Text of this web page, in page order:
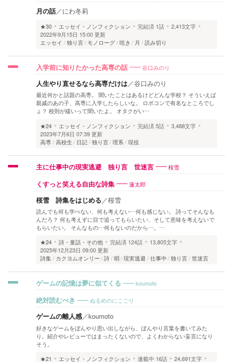
月の話／にわ冬莉
★30 エッセイ・ノンフィクション 完結済 1話
2,413文字
2022年9月15日 15:00 更新
エッセイ
独り言 モノローグ 呟き 月 読み切り
入学前に知りたかった高専の話 谷口みのり
人生やり直せるなら高専だけは／谷口みのり
最近何かと話題の高専。 聞いたことはあるけどどんな学校？ そういえば
親戚のあの子、高専に入学したらしいな。 ロボコンで有名なところでし
ょ？ 校則が緩いって聞いたよ。 オタクがい…
★24
エッセイ・ノンフィクション 完結済5話
3,488文字
2023年7月6日 07:39 更新
高専 高校生 日記 独り言 理系 現役
主に仕事中の現実逃避 独り言 世迷言 桜雪
くすっと笑える自由な詩集 蓮太郎
桜雪 詩集をはじめる ／桜雪
読んでも何も学べない、何も考えない…何も感じない。 詩ってそんなも
んだろ？ 何も考えずに目で追ってもらいたい、そして意味を考えないで
もらいたい。 そんなもの…何もないのだから…。…
★24
詩・童話・その他 完結済 124話
13,805文字
2025年12月23日 09:00 更新
詩集
カクヨムオンリー 詩 唄 現実逃避 仕事中 独り言 世迷言
ゲームの記憶は夢に似てくる koumoto
絶対読むべき ぬるめのにこごり
ゲームの離人感／koumoto
好きなゲームをぼんやり思い出しながら、ぼんやり言葉を書いてみた
り。紹介やレビューではまったくないので、よくわからない妄言になり
そう。
★21
エッセイ・ノンフィクション 連載中 16話
24,691文字